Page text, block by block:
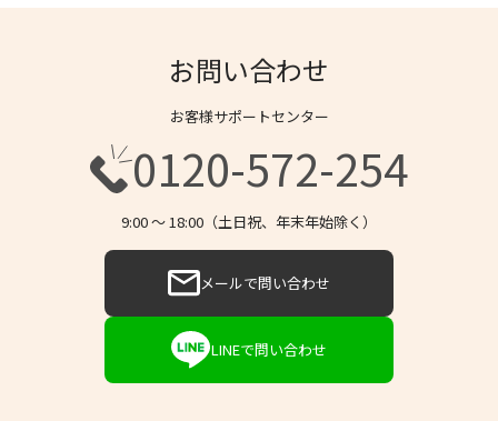
お問い合わせ
お客様サポートセンター
0120-572-254
9:00 〜 18:00（土日祝、年末年始除く）
メールで問い合わせ
LINEで問い合わせ